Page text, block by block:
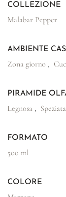
COLLEZIONE
Malabar Pepper
AMBIENTE
Zona giorno ,
PIRAMIDE
Legnosa , Speziata
FORMATO
500 ml
COLORE